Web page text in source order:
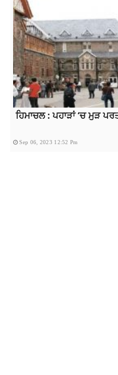
ਹਿਮਾਚਲ : ਪਹਾੜਾਂ ‘ਚ ਮੁੜ
Sep 06, 2023 12:52 Pm